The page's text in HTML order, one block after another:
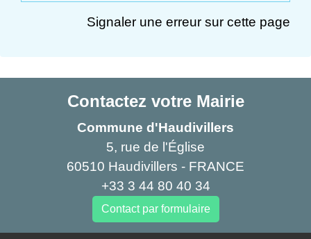
Signaler une erreur sur cette page
Contactez votre Mairie
Commune d'Haudivillers
5, rue de l'Église
60510 Haudivillers - FRANCE
+33 3 44 80 40 34
Contact par formulaire